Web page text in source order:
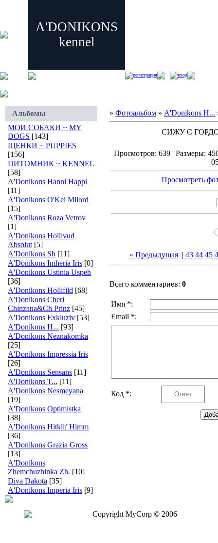
A'DONIKONS
kennel
регистрация вход
Альбомы
МОИ СОБАКИ ~ MY
DOGS [143]
ЩЕНКИ ~ PUPPIES
[156]
ПИТОМНИК ~ KENNEL
[58]
A'Donikons Hanni Happi
[11]
A'Donikons O'Kei Milord
[15]
A'Donikons Roza Vetrov
[1]
A'Donikons Hollivud
Absolut [5]
A'Donikons Sh [11]
A'Donikons Imheria Iris [0]
A'Donikons Ustinia Uspeh
[36]
A'Donikons Hollifild [68]
A'Donikons Cheri
Chinzana&Ch Prinz [45]
A'Donikons Exkluziv [53]
A'Donikons H... [93]
A'Donikons Neznakomka
[25]
A'Donikons Impressia Iris
[26]
A'Donikons Sensans [11]
A'Donikons T... [11]
A'Donikons Nesmeyana
[19]
A'Donikons Optimistka
[38]
A'Donikons Hitklif Himm
[36]
A'Donikons Grazia Gross
[13]
A'Donikons
Zhemchuzhinka Zh. [10]
Diva Dakota [35]
A'Donikons Imperia Iris [9]
» Фотоальбом » A'Donikons H...
СИЖУ С
Просмотров: 639 | Размеры:
Просмотреть
« Предыдущая | 43 44 45
Всего комментариев: 0
Имя *:
Email *:
Код *:
Copyright MyCorp © 2006